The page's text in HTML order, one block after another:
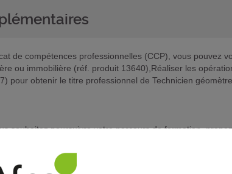
de compétences professionnelles (CCP), vous pouvez
ou immobilière (réf. produit 13640),Réaliser les
pour obtenir le titre professionnel de Technicien
souhaitez poursuivre votre parcours de formation,